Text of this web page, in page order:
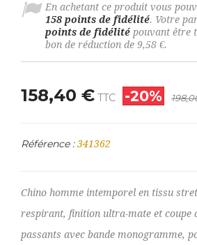
En achetant ce produit vous
158 points de fidélité. Votre
points de fidélité pouvant être
bon de réduction de 9,58 €.
158,40 € TTC -20%
Référence : 341362
Chino homme intemporel en tissu
respirant, finition ultra-mate et coupe
passants avec bande monogramme,